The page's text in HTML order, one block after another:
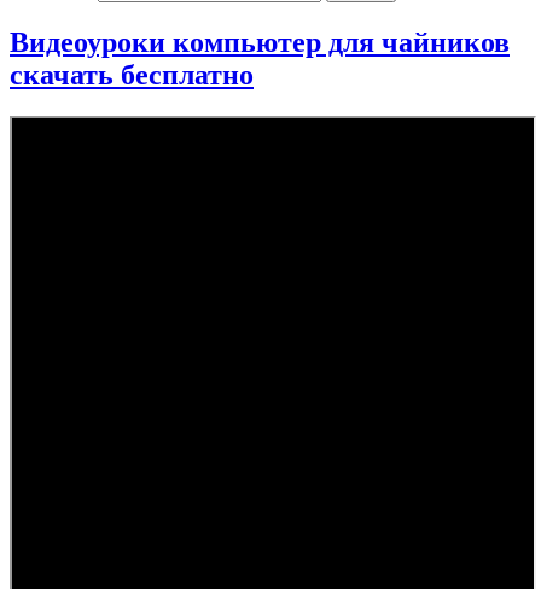
Видеоуроки компьютер для чайников
скачать бесплатно